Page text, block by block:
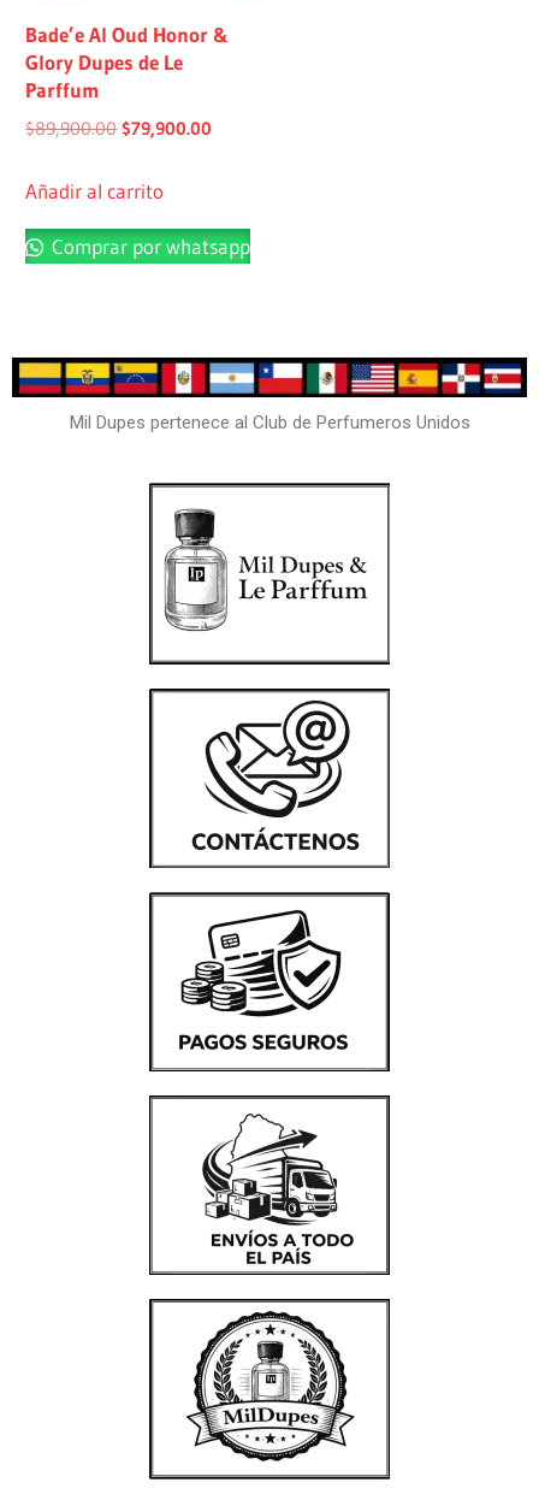
Bade’e Al Oud Honor &
Glory Dupes de Le
Parffum
$89,900.00 $79,900.00
Añadir al carrito
Comprar por whatsapp
Mil Dupes pertenece al Club de Perfumeros Unidos